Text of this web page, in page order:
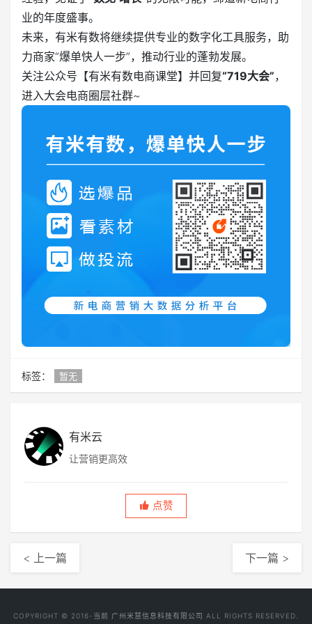
业的年度盛事。
未来，有米有数将继续提供专业的数字化工具服务，助
力商家“爆单快人一步”，推动行业的蓬勃发展。
关注公众号【有米有数电商课堂】并回复“719大会”，
进入大会电商圈层社群~
标签： 暂无
有米云
让营销更高效
点赞
< 上一篇 下一篇 >
COPYRIGHT © 2016-当前 广州米慧信息科技有限公司 ALL RIGHTS RESERVED.